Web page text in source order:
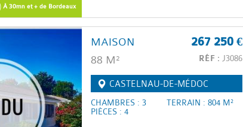
À 30mn et + de Bordeaux
267 250 €
RÉF : J3086
MAISON
88 M²
CASTELNAU-DE-MÉDOC
CHAMBRES : 3
TERRAIN : 804 M²
PIÈCES : 4